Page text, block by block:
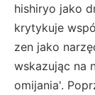
hishiryo jako
krytykuje
zen jako
wskazując na
omijania'.